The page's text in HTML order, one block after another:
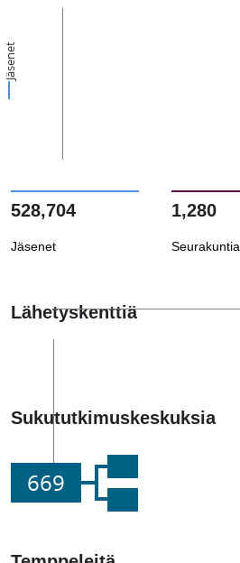
Jäsenet
528,704
Jäsenet
1,280
Seurakuntia
Lähetyskenttiä
Sukututkimuskeskuksia
669